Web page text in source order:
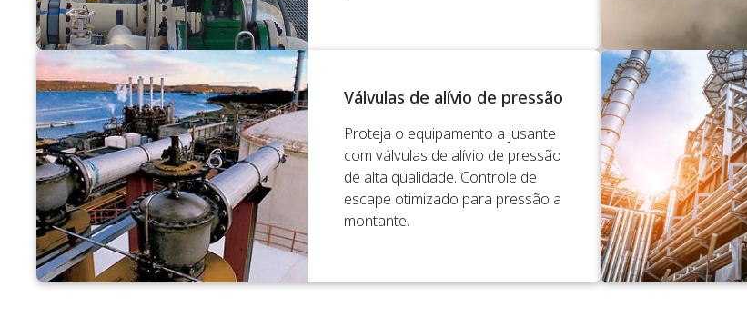
Válvulas de alívio de pressão
Proteja o equipamento a jusante
com válvulas de alívio de pressão
de alta qualidade. Controle de
escape otimizado para pressão a
montante.